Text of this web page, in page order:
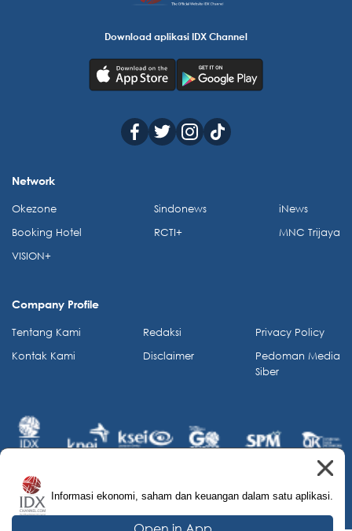
Informasi ekonomi, saham dan keuangan dalam satu aplikasi.
Download aplikasi IDX Channel
Network
Okezone
Booking Hotel
VISION+
Sindonews
RCTI+
iNews
MNC Trijaya
Company Profile
Tentang Kami
Kontak Kami
Redaksi
Disclaimer
Privacy Policy
Pedoman Media
Siber
© 2026 IDX Channel. All Rights Reserved.